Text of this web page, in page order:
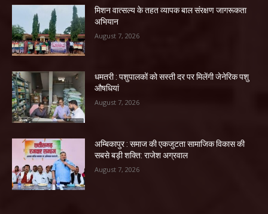
मिशन वात्सल्य के तहत व्यापक बाल संरक्षण जागरूकता
अभियान
August 7, 2026
धमतरी : पशुपालकों को सस्ती दर पर मिलेंगी जेनेरिक पशु
औषधियां
August 7, 2026
अम्बिकापुर : समाज की एकजुटता सामाजिक विकास की
सबसे बड़ी शक्ति: राजेश अग्रवाल
August 7, 2026